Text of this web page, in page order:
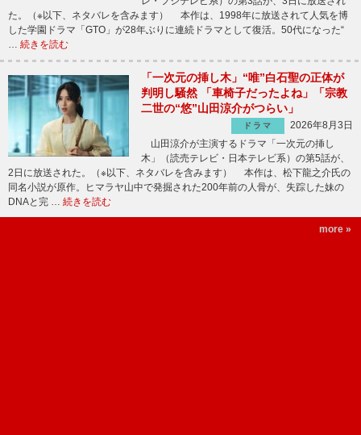
た。（※以下、ネタバレを含みます） 本作は、1998年に放送されて人気を博
した学園ドラマ「GTO」が28年ぶりに連続ドラマとして復活。50代になった“
… 続きを読む
「一次元の挿し木」“唯”白石聖の正体が
判明し騒然 「車椅子だったよね」「宗教
二世の“悠”山田涼介がつらい」
ドラマ
2026年8月3日
山田涼介が主演するドラマ「一次元の挿し
木」（読売テレビ・日本テレビ系）の第5話が、
2日に放送された。（※以下、ネタバレを含みます） 本作は、松下龍之介氏の
同名小説が原作。ヒマラヤ山中で発掘された200年前の人骨が、失踪した妹の
DNAと完 … 続きを読む
more »